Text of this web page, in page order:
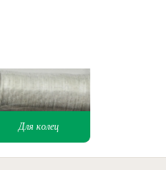
Для колец